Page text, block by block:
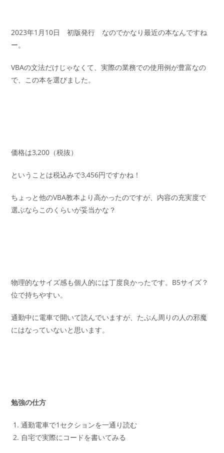
2023年1月10日 初版発行 なのでかなり最近の本なんですね
ー。
VBAの文法だけじゃなくて、実際の業務での使用例が豊富なの
で、この本を選びました。
価格は3,200（税抜）
ということは税込みで3,456円ですかね！
ちょっと他のVBA教本より高かったのですが、内容の充実度で
選ぶならこのくらいが妥当かな？
物理的なサイズ感も個人的には丁度良かったです。B5サイズ？
位で持ちやすい。
通勤中に電車で開いて読んでいますが、たぶん周りの人の邪魔
にはなっていないと思います。
勉強の仕方
通勤電車で1セクションを一通り読む
自宅で実際にコードを書いてみる